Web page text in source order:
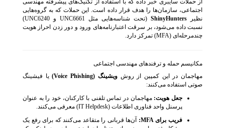
از حملات سایبری خبر داده که با استفاده از تکنیک‌های پیشرفته مهندسی
اجتماعی، سازمان‌ها را هدف قرار داده است. این حملات که به گروه‌هایی
نظیر ShinyHunters
(تحت شناسه‌هایی مثل UNC6661 و UNC6240)
نسبت داده می‌شود، بر سرقت اعتبارنامه‌های ورود و دور زدن احراز هویت
چندمرحله‌ای (MFA) تمرکز دارد.
مکانیسم حمله و ترفندهای مهندسی اجتماعی
مهاجمان در این کمپین از روشویشینگ (Voice Phishing)
یا فیشینگ
صوتی استفاده می‌کنند:
جعل هویت: مهاجمان در تماس تلفنی با کارکنان، خود را به عنوان
پرسنل واحد فناوری اطلاعات (IT Helpdesk) معرفی می‌کنند.
فریب برای MFA:
آن‌ها قربانی را متقاعد می‌کنند که برای رفع یک